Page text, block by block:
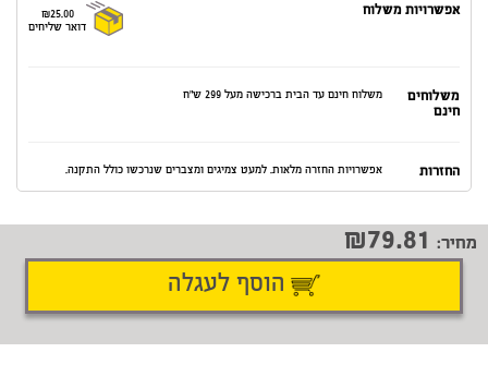
אפשרויות משלוח
₪25.00
דואר שליחים
משלוחים
חינם
משלוח חינם עד הבית ברכישה מעל 299 ש"ח
החזרות אפשרויות החזרה מלאות. למעט צמיגים ומצברים שנרכשו כולל התקנה.
שתף דיווח על טעות
מחיר: 79.81
הוסף לעגלה